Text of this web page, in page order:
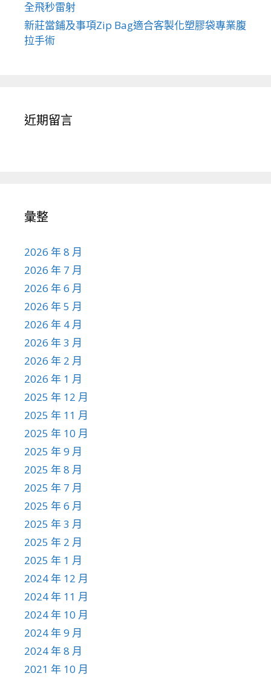
全飛秒雷射
新莊當鋪及事項Zip Bag適合客製化塑膠袋專業腹
拉手術
近期留言
彙整
2026 年 8 月
2026 年 7 月
2026 年 6 月
2026 年 5 月
2026 年 4 月
2026 年 3 月
2026 年 2 月
2026 年 1 月
2025 年 12 月
2025 年 11 月
2025 年 10 月
2025 年 9 月
2025 年 8 月
2025 年 7 月
2025 年 6 月
2025 年 3 月
2025 年 2 月
2025 年 1 月
2024 年 12 月
2024 年 11 月
2024 年 10 月
2024 年 9 月
2024 年 8 月
2021 年 10 月